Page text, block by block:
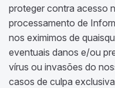
proteger contra acesso
processamento de
nos eximimos de
eventuais danos e/ou
vírus ou invasões do
casos de culpa